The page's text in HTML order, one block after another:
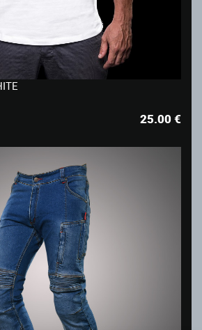
25.00€